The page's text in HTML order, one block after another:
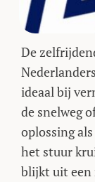
De
ideaal bij
de snelweg
oplossing
het stuur
blijkt uit een